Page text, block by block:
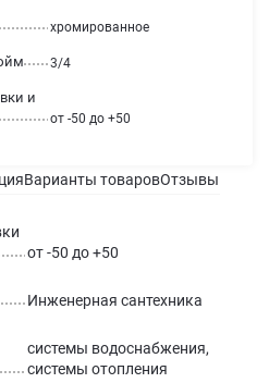
и
от -50 до +50
хромированное
3/4
Варианты товаровОтзывы
от -50 до +50
Инженерная сантехника
системы водоснабжения,
системы отопления